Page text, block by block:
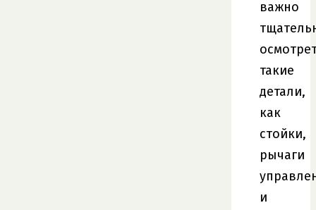
важно
такие
детали,
как
стойки,
рычаги
и